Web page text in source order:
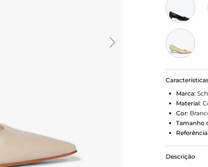
Marca:
Material:
Cor:
Tamanho
Referência:
Descrição